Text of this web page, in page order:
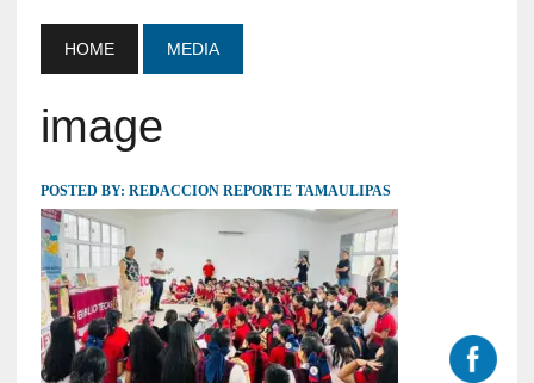
HOME MEDIA
image
POSTED BY: REDACCION REPORTE TAMAULIPAS